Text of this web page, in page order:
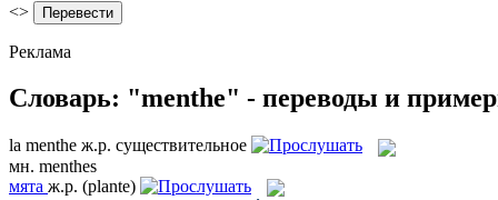
<>
Реклама
Словарь: "menthe" - переводы и
la menthe ж.р. существительное
мн. menthes
мята ж.р. (plante)